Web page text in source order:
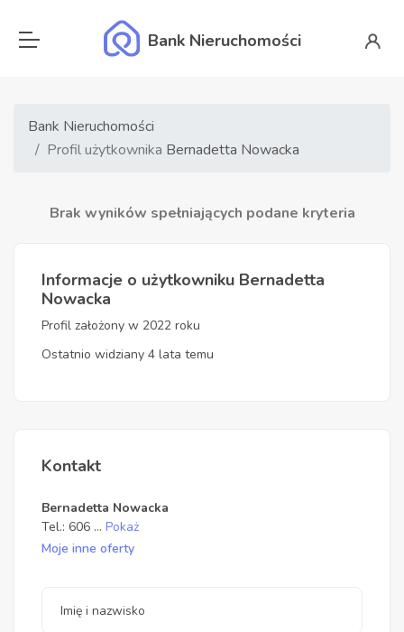
Bank Nieruchomości
Bank Nieruchomości
Profil użytkownika Bernadetta Nowacka
Brak wyników spełniających podane kryteria
Informacje o użytkowniku Bernadetta
Nowacka
Profil założony w 2022 roku
Ostatnio widziany 4 lata temu
Kontakt
Bernadetta Nowacka
Tel.: 606 ... Pokaż
Moje inne oferty